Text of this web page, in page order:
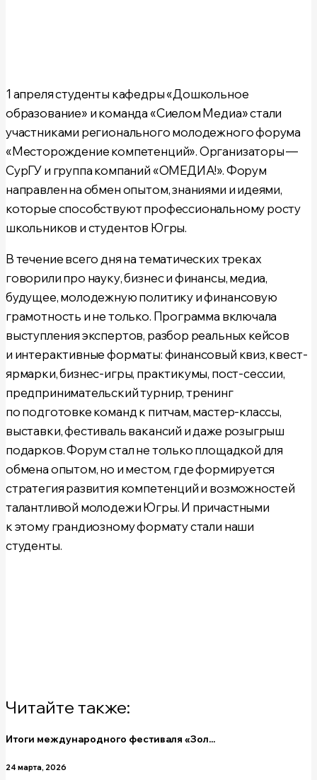
1 апреля студенты кафедры«Дошкольное
образование» и команда «Сиелом Медиа»стали
участниками регионального молодежного форума
«Месторождение компетенций». Организаторы —
СурГУ и группа компаний «ОМЕДИА!». Форум
направлен на обмен опытом, знаниями и идеями,
которые способствуют профессиональному росту
школьников и студентов Югры.
В течение всего дня на тематических треках
говорили про науку, бизнес и финансы, медиа,
будущее, молодежную политику и финансовую
грамотность и не только. Программа включала
выступления экспертов, разбор реальных кейсов
и интерактивные форматы: финансовый квиз, квест-
ярмарки, бизнес-игры, практикумы, пост-сессии,
предпринимательский турнир, тренинг
по подготовке команд к питчам, мастер-классы,
выставки, фестиваль вакансий и даже розыгрыш
подарков. Форум стал не только площадкой для
обмена опытом, но и местом, где формируется
стратегия развития компетенций и возможностей
талантливой молодежи Югры. И причастными
к этому грандиозному формату стали наши
студенты.
Читайте также:
Итоги международного фестиваля «Зол...
24 марта, 2026